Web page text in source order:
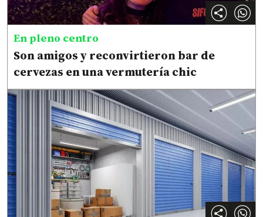
En pleno centro
Son amigos y reconvirtieron bar de
cervezas en una vermutería chic